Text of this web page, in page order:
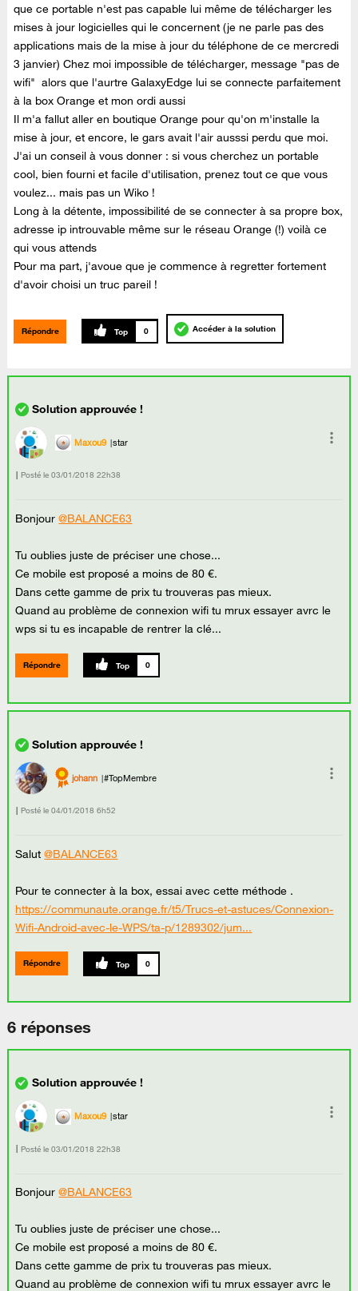
que ce portable n'est pas capable lui même de télécharger les
mises à jour logicielles qui le concernent (je ne parle pas des
applications mais de la mise à jour du téléphone de ce mercredi
3 janvier) Chez moi impossible de télécharger, message "pas de
wifi" alors que l'aurtre GalaxyEdge lui se connecte parfaitement
à la box Orange et mon ordi aussi
Il m'a fallut aller en boutique Orange pour qu'on m'installe la
mise à jour, et encore, le gars avait l'air ausssi perdu que moi.
J'ai un conseil à vous donner : si vous cherchez un portable
cool, bien fourni et facile d'utilisation, prenez tout ce que vous
voulez... mais pas un Wiko !
Long à la détente, impossibilité de se connecter à sa propre box,
adresse ip introuvable même sur le réseau Orange (!) voilà ce
qui vous attends
Pour ma part, j'avoue que je commence à regretter fortement
d'avoir choisi un truc pareil !
Répondre 0 Accéder à la solution
Maxou9 star
Posté le ‎03/01/2018 22h38
Bonjour@BALANCE63
Tu oublies juste de préciser une chose...
Ce mobile est proposé a moins de 80 €.
Dans cette gamme de prix tu trouveras pas mieux.
Quand au problème de connexion wifi tu mrux essayer avrc le
wps si tu es incapable de rentrer la clé...
Répondre 0
johann #TopMembre
Posté le ‎04/01/2018 6h52
Salut@BALANCE63
Pour te connecter à la box, essai avec cette méthode .
https://communaute.orange.fr/t5/Trucs-et-astuces/Connexion-
Wifi-Android-avec-le-WPS/ta-p/1289302/jum...
Répondre 0
6 réponses
Maxou9 star
Posté le ‎03/01/2018 22h38
Bonjour@BALANCE63
Tu oublies juste de préciser une chose...
Ce mobile est proposé a moins de 80 €.
Dans cette gamme de prix tu trouveras pas mieux.
Quand au problème de connexion wifi tu mrux essayer avrc le